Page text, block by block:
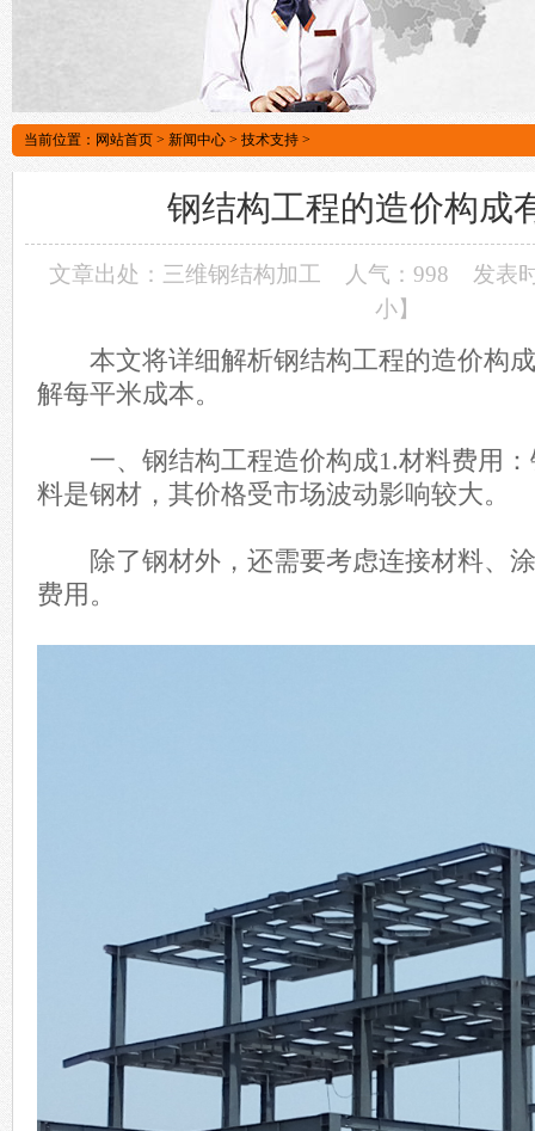
当前位置： 网站首页 > 新闻中心 > 技术支持 >
钢结构工程的造价构成
文章出处：三维钢结构加工 人气：998
发表
小】
本文将详细解析钢结构工程的造价构成
解每平米成本。
一、钢结构工程造价构成1.材料费用：
料是钢材，其价格受市场波动影响较大。
除了钢材外，还需要考虑连接材料、涂
费用。